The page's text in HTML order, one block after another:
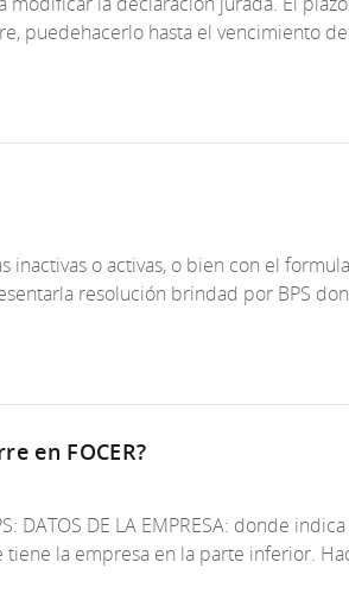
puedehacerlo hasta el vencimiento
inactivas o activas, o bien con el
resolución brindad por BPS
en FOCER?
DE LA EMPRESA: donde
la empresa en la parte inferior.